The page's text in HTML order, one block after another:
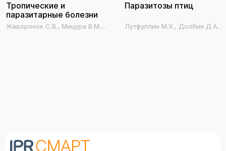
Тропические и
паразитарные болезни
Жаворонок С.В., Мицура В.М.,
Паразитозы птиц
Лутфуллин М.Х., Долбин Д.А.,